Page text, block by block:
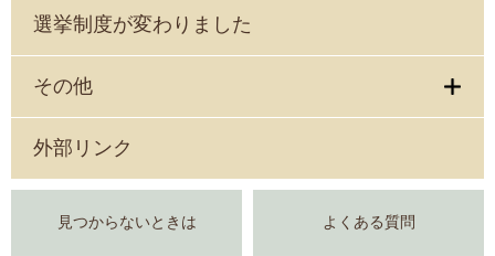
選挙制度が変わりました
その他
外部リンク
見つからないときは よくある質問